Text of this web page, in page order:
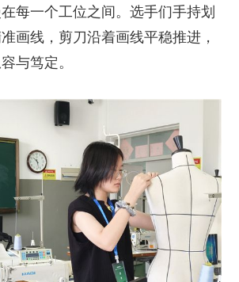
每一个工位之间。选手们手持划
画线，剪刀沿着画线平稳推进，
与笃定。